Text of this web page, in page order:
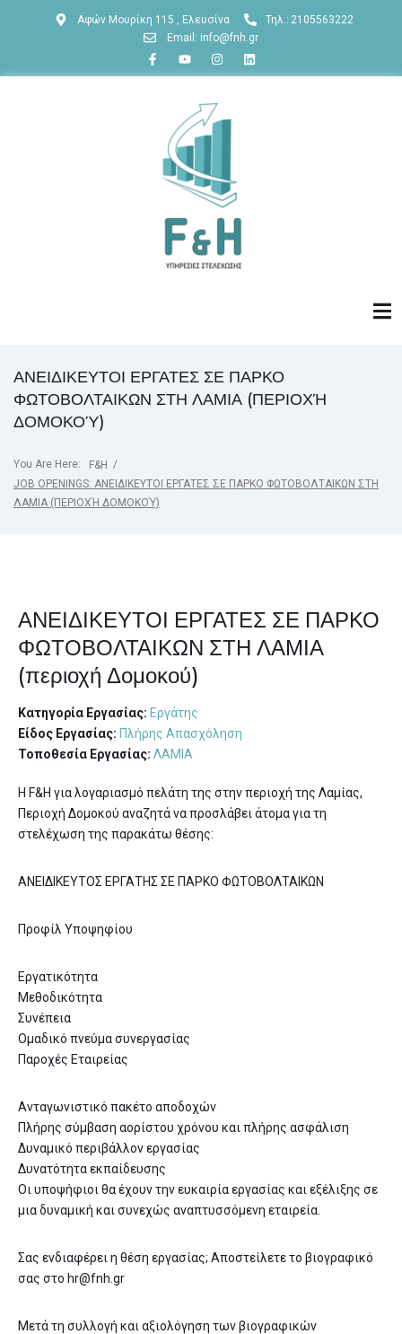
Αφών Μουρίκη 115 , Ελευσίνα Τηλ.: 2105563222
Email: info@fnh.gr
ΑΝΕΙΔΙΚΕΥΤΟΙ ΕΡΓΑΤΕΣ ΣΕ ΠΑΡΚΟ
ΦΩΤΟΒΟΛΤΑΙΚΩΝ ΣΤΗ ΛΑΜΙΑ (ΠΕΡΙΟΧΉ
ΔΟΜΟΚΟΎ)
You Are Here: F&H /
JOB OPENINGS: ΑΝΕΙΔΙΚΕΥΤΟΙ ΕΡΓΑΤΕΣ ΣΕ ΠΑΡΚΟ ΦΩΤΟΒΟΛΤΑΙΚΩΝ ΣΤΗ
ΛΑΜΙΑ (ΠΕΡΙΟΧΉ ΔΟΜΟΚΟΎ)
ΑΝΕΙΔΙΚΕΥΤΟΙ ΕΡΓΑΤΕΣ ΣΕ ΠΑΡΚΟ
ΦΩΤΟΒΟΛΤΑΙΚΩΝ ΣΤΗ ΛΑΜΙΑ
(περιοχή Δομοκού)
Κατηγορία Εργασίας: Εργάτης
Είδος Εργασίας: Πλήρης Απασχόληση
Τοποθεσία Εργασίας: ΛΑΜΙΑ
H F&H για λογαριασμό πελάτη της στην περιοχή της Λαμίας,
Περιοχή Δομοκού αναζητά να προσλάβει άτομα για τη
στελέχωση της παρακάτω θέσης:
ΑΝΕΙΔΙΚΕΥΤΟΣ ΕΡΓΑΤΗΣ ΣΕ ΠΑΡΚΟ ΦΩΤΟΒΟΛΤΑΙΚΩΝ
Προφίλ Υποψηφίου
Εργατικότητα
Μεθοδικότητα
Συνέπεια
Ομαδικό πνεύμα συνεργασίας
Παροχές Εταιρείας
Ανταγωνιστικό πακέτο αποδοχών
Πλήρης σύμβαση αορίστου χρόνου και πλήρης ασφάλιση
Δυναμικό περιβάλλον εργασίας
Δυνατότητα εκπαίδευσης
Οι υποψήφιοι θα έχουν την ευκαιρία εργασίας και εξέλιξης σε
μια δυναμική και συνεχώς αναπτυσσόμενη εταιρεία.
Σας ενδιαφέρει η θέση εργασίας; Αποστείλετε το βιογραφικό
σας στο hr@fnh.gr
Μετά τη συλλογή και αξιολόγηση των βιογραφικών